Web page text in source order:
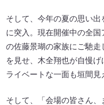
そして、今年の夏の思い
に突入。現在開催中の全
の佐藤景瑚の家族にご馳
を見せ、木全翔也が自慢
ライベートな一面も垣間見
そして、「会場の皆さん